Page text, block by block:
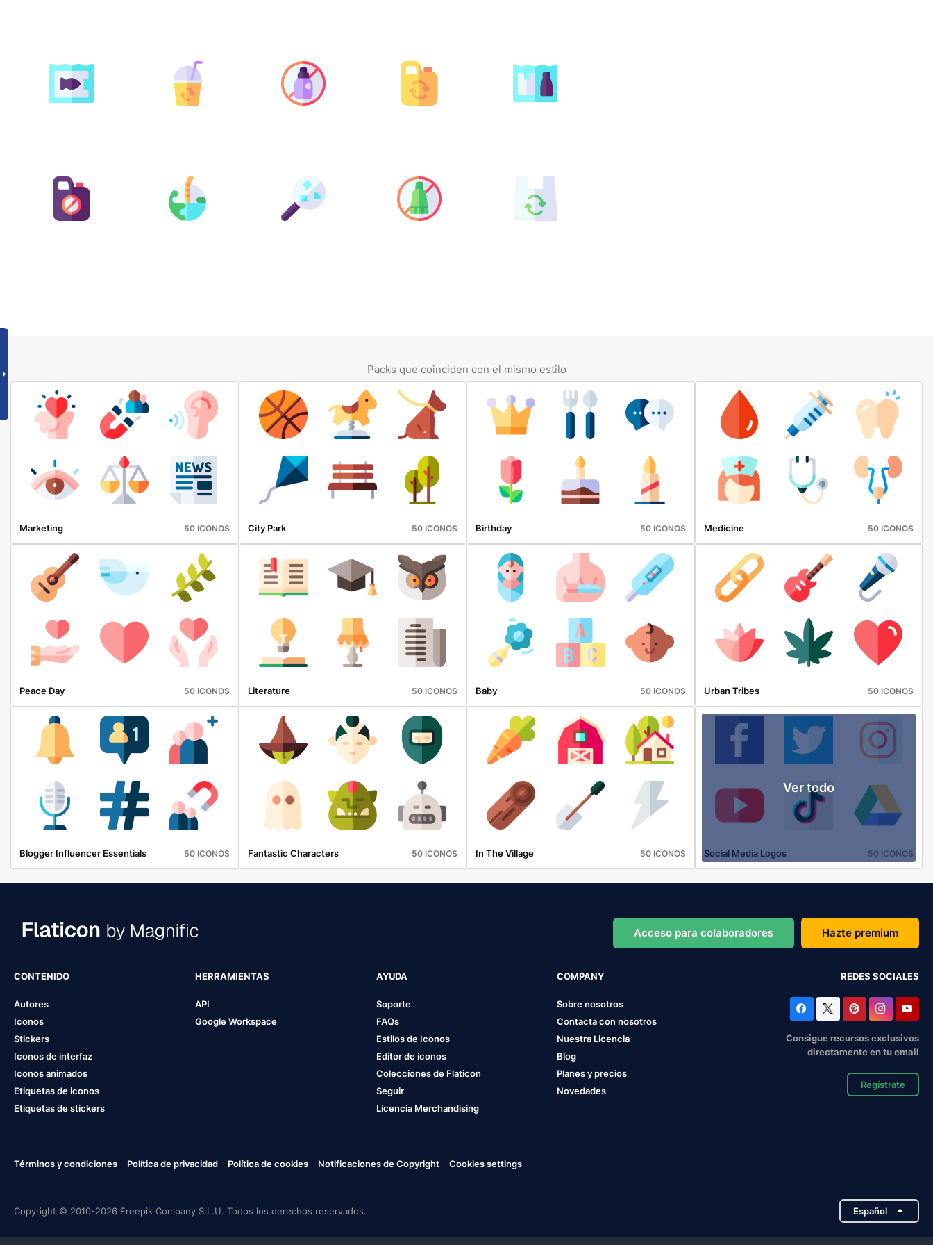
Packs que coinciden con el mismo estilo
Marketing 50 ICONOS City Park 50 ICONOS Birthday 50 ICONOS Medicine 50 ICONOS
Peace Day 50 ICONOS Literature 50 ICONOS Baby 50 ICONOS Urban Tribes 50 ICONOS
Blogger Influencer Essentials 50 ICONOS Fantastic Characters 50 ICONOS In The Village 50 ICONOS
Ver todo
Social Media Logos 50 ICONOS
Acceso para colaboradores Hazte premium
CONTENIDO
Autores
Iconos
Stickers
Iconos de interfaz
Iconos animados
Etiquetas de iconos
Etiquetas de stickers
HERRAMIENTAS
API
Google Workspace
AYUDA
Soporte
FAQs
Estilos de Iconos
Editor de iconos
Colecciones de Flaticon
Seguir
Licencia Merchandising
COMPANY
Sobre nosotros
Contacta con nosotros
Nuestra Licencia
Blog
Planes y precios
Novedades
REDES SOCIALES
Consigue recursos exclusivos
directamente en tu email
Regístrate
Términos y condiciones Política de privacidad Política de cookies Notificaciones de Copyright Cookies settings
Copyright © 2010-2026 Freepik Company S.L.U. Todos los derechos reservados. Español